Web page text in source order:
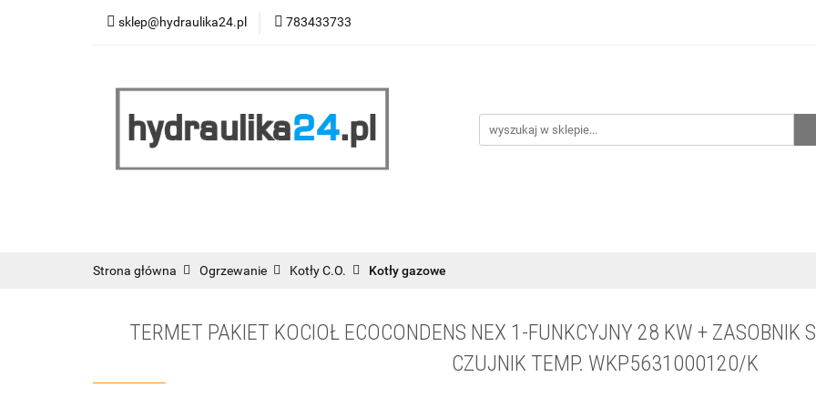
sklep@hydraulika24.pl 783433733
RATY/LEASING
Łazienka
Wyprzedaż WYCENA ZESTAWÓW
Strona główna Ogrzewanie Kotły C.O. Kotły gazowe
TERMET PAKIET KOCIOŁ ECOCONDENS NEX 1-FUNKCYJNY 28 KW + ZASOBNIK
CZUJNIK TEMP. WKP5631000120/K